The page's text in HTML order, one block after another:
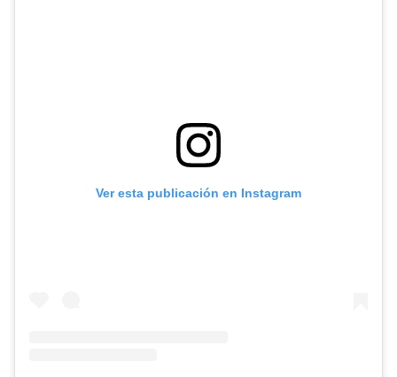
Ver esta publicación en Instagram